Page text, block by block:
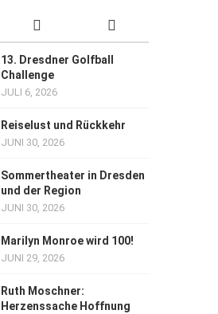
13. Dresdner Golfball
Challenge
JULI 6, 2026
Reiselust und Rückkehr
JUNI 30, 2026
Sommertheater in Dresden
und der Region
JUNI 30, 2026
Marilyn Monroe wird 100!
JUNI 29, 2026
Ruth Moschner:
Herzenssache Hoffnung